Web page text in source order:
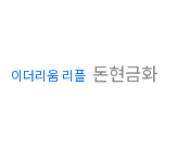
이더리움 리플 돈현금화